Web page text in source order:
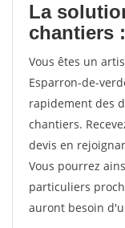
La
chantiers
Vous êtes un
Esparron-de-
rapidement des
chantiers.
devis en
Vous pourrez
particuliers
auront besoin